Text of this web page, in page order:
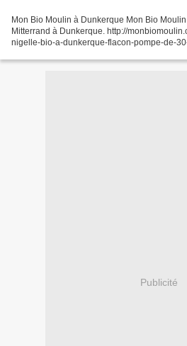
Mon Bio Moulin à Dunkerque Mon Bio
Mitterrand à Dunkerque. http://
nigelle-bio-a-dunkerque-flacon-pompe-de-
Publicité